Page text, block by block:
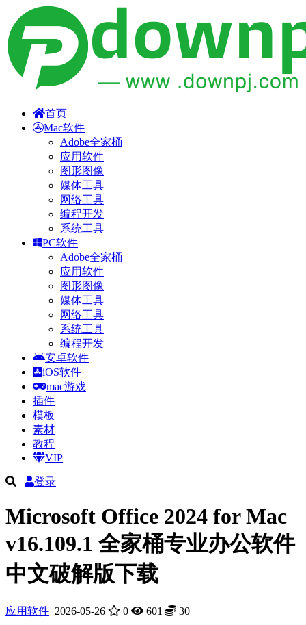
首页
Mac软件
Adobe全家桶
应用软件
图形图像
媒体工具
网络工具
编程开发
系统工具
PC软件
Adobe全家桶
应用软件
图形图像
媒体工具
网络工具
系统工具
编程开发
安卓软件
iOS软件
mac游戏
插件
模板
素材
教程
VIP
登录
Microsoft Office 2024 for Mac
v16.109.1 全家桶专业办公软件
中文破解版下载
应用软件 2026-05-26 0 601 30